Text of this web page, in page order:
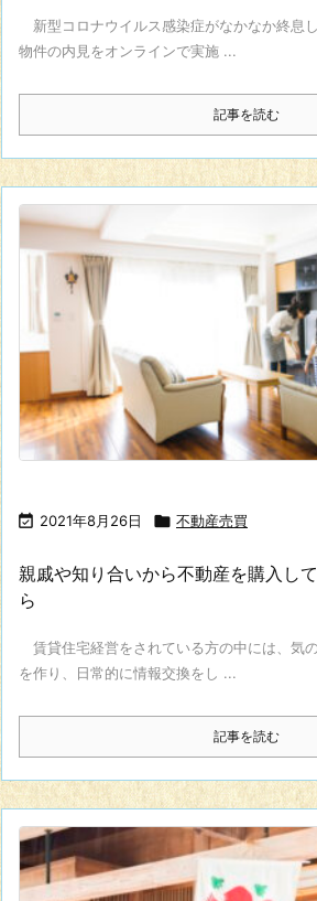
新型コロナウイルス感染症がなかなか終息
物件の内見をオンラインで実施 ...
記事を読む
 2021年8月26日  不動産売買
親戚や知り合いから不動産を購入し
ら
賃貸住宅経営をされている方の中には、気
を作り、日常的に情報交換をし ...
記事を読む